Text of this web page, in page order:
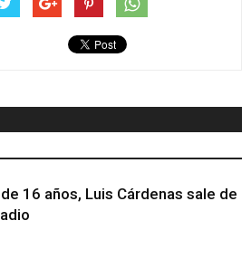
16 años, Luis Cárdenas sale de